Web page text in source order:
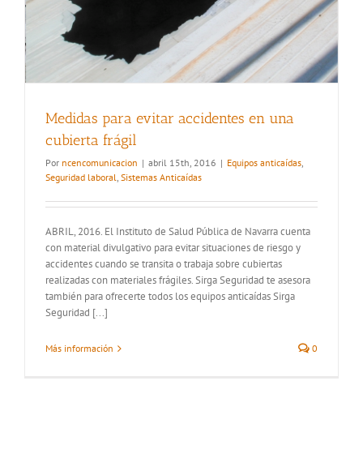
Medidas para evitar accidentes en una
cubierta frágil
Por ncencomunicacion | abril 15th, 2016 | Equipos anticaídas,
Seguridad laboral, Sistemas Anticaídas
ABRIL, 2016. El Instituto de Salud Pública de Navarra cuenta
con material divulgativo para evitar situaciones de riesgo y
accidentes cuando se transita o trabaja sobre cubiertas
realizadas con materiales frágiles. Sirga Seguridad te asesora
también para ofrecerte todos los equipos anticaídas Sirga
Seguridad [...]
Más información 0